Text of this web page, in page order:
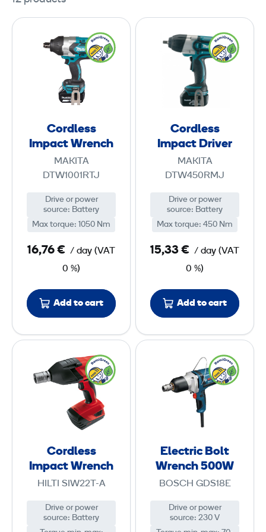
o
r
d
l
e
s
s
m
a
W
r
n
Cordless
Impact Wrench
MAKITA
DTW1001RTJ
Drive or power
source: Battery
Max torque: 1050 Nm
16,76 € / day (VAT
0 %)
Add to cart
o
r
d
l
e
s
s
m
a
D
r
v
Cordless
Impact Driver
MAKITA
DTW450RMJ
Drive or power
source: Battery
Max torque: 450 Nm
15,33 € / day (VAT
0 %)
Add to cart
o
r
l
e
s
s
p
Cordless
Impact Wrench
HILTI SIW22T-A
Drive or power
source: Battery
l
e
c
t
i
l
Electric Bolt
Wrench 500W
BOSCH GDS18E
Drive or power
source: 230 V